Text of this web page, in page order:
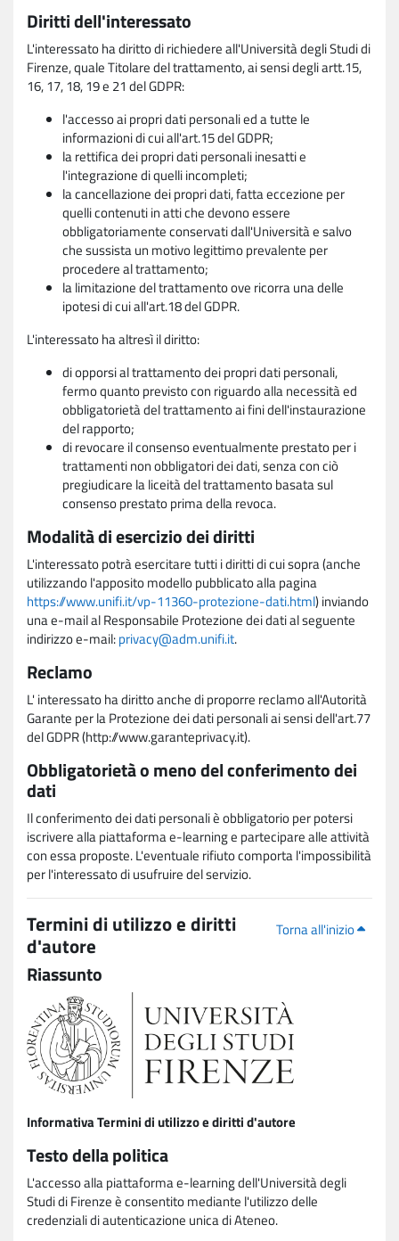
Diritti dell'interessato
L'interessato ha diritto di richiedere all'Università degli Studi di
Firenze, quale Titolare del trattamento, ai sensi degli artt.15,
16, 17, 18, 19 e 21 del GDPR:
l'accesso ai propri dati personali ed a tutte le
informazioni di cui all'art.15 del GDPR;
la rettifica dei propri dati personali inesatti e
l'integrazione di quelli incompleti;
la cancellazione dei propri dati, fatta eccezione per
quelli contenuti in atti che devono essere
obbligatoriamente conservati dall'Università e salvo
che sussista un motivo legittimo prevalente per
procedere al trattamento;
la limitazione del trattamento ove ricorra una delle
ipotesi di cui all'art.18 del GDPR.
L'interessato ha altresì il diritto:
di opporsi al trattamento dei propri dati personali,
fermo quanto previsto con riguardo alla necessità ed
obbligatorietà del trattamento ai fini dell'instaurazione
del rapporto;
di revocare il consenso eventualmente prestato per i
trattamenti non obbligatori dei dati, senza con ciò
pregiudicare la liceità del trattamento basata sul
consenso prestato prima della revoca.
Modalità di esercizio dei diritti
L'interessato potrà esercitare tutti i diritti di cui sopra (anche
utilizzando l'apposito modello pubblicato alla pagina
https://www.unifi.it/vp-11360-protezione-dati.html) inviando
una e-mail al Responsabile Protezione dei dati al seguente
indirizzo e-mail:privacy@adm.unifi.it.
Reclamo
L' interessato ha diritto anche di proporre reclamo all'Autorità
Garante per la Protezione dei dati personali ai sensi dell'art.77
del GDPR (http://www.garanteprivacy.it).
Obbligatorietà o meno del conferimento dei
dati
Il conferimento dei dati personali è obbligatorio per potersi
iscrivere alla piattaforma e-learning e partecipare alle attività
con essa proposte. L'eventuale rifiuto comporta l'impossibilità
per l'interessato di usufruire del servizio.
Torna all'inizio
Termini di utilizzo e diritti
d'autore
Riassunto
Informativa Termini di utilizzo e diritti d'autore
Testo della politica
L'accesso alla piattaforma e-learning dell'Università degli
Studi di Firenze è consentito mediante l'utilizzo delle
credenziali di autenticazione unica di Ateneo.